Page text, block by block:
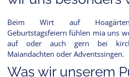
Beim Wirt auf Hoagärten,
Geburtstagsfeiern fühlen mia uns
auf oder auch gern bei
Maiandachten oder Adventssingen.
Was wir unserem